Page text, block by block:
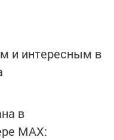
и интересным в
в
MАХ: